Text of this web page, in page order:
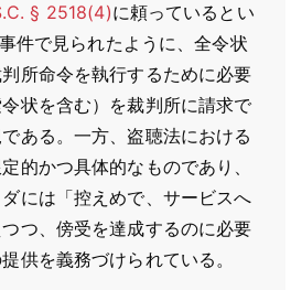
§ 2518(4)に頼っているとい
件で見られたように、全令状
所命令を執行するために必要
状を含む）を裁判所に請求で
ある。一方、盗聴法における
的かつ具体的なものであり、
には「控えめで、サービスへ
つ、傍受を達成するのに必要
供を義務づけられている。